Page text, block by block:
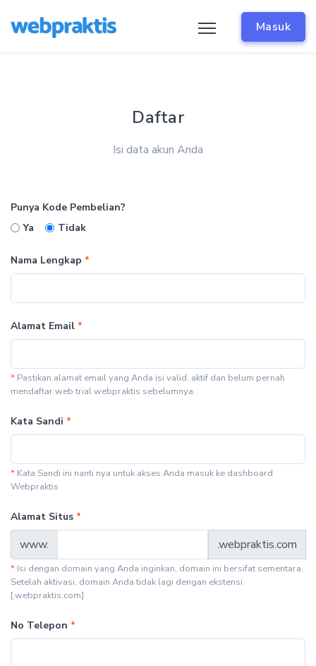
Masuk
Daftar
Isi data akun Anda
Punya Kode Pembelian?
Ya
Tidak
Nama Lengkap *
Alamat Email *
* Pastikan alamat email yang Anda isi valid, aktif dan belum pernah
mendaftar web trial webpraktis sebelumnya.
Kata Sandi *
* Kata Sandi ini nanti nya untuk akses Anda masuk ke dashboard
Webpraktis
Alamat Situs *
www. .webpraktis.com
* Isi dengan domain yang Anda inginkan, domain ini bersifat sementara.
Setelah aktivasi, domain Anda tidak lagi dengan ekstensi
[.webpraktis.com]
No Telepon *